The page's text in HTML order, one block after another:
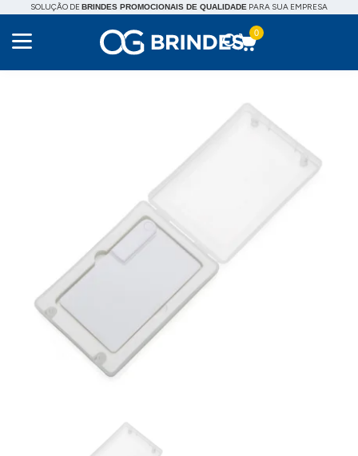
SOLUÇÃO DEBRINDES PROMOCIONAIS DE QUALIDADE PARA SUA EMPRESA
0